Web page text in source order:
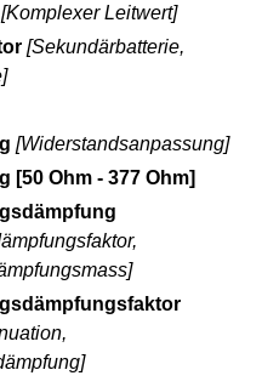
[Komplexer Leitwert]
[Sekundärbatterie,
[Widerstandsanpassung]
[50 Ohm - 377 Ohm]